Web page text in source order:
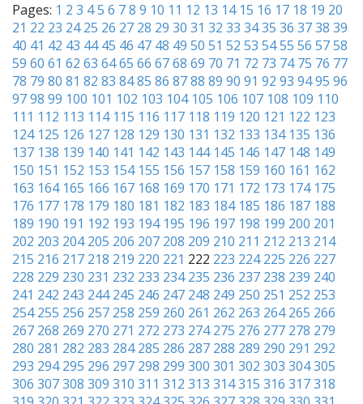
Pages: 1 2 3 45 6 78 9 10 11 12 13 14 15 16 17 18 19 20
21 22 23 24 25 26 27 28 29 30 31 32 33 3435 36 3738 39
40 41 42 43 44 45 46 47 48 49 50 51 52 53 5455 56 5758
59 60 61 62 63 6465 66 6768 69 70 71 72 73 74 75 76 77
78 79 80 81 82 83 8485 86 8788 89 90 91 92 93 9495 96
9798 99 100 101 102 103 104 105 106 107 108 109 110
111 112 113 114 115 116 117 118 119 120 121 122 123
124 125 126 127 128 129 130 131 132 133 134 135 136
137 138 139 140 141 142 143 144 145 146 147 148 149
150 151 152 153 154 155 156 157 158 159 160 161 162
163 164 165 166 167 168 169 170 171 172 173 174 175
176 177 178 179 180 181 182 183 184 185 186 187 188
189 190 191 192 193 194 195 196 197 198 199 200 201
202 203 204 205 206 207 208 209 210 211 212 213 214
215 216 217 218 219 220 221 222 223 224 225 226 227
228 229 230 231 232 233 234 235 236 237 238 239 240
241 242 243 244 245 246 247 248 249 250 251 252 253
254 255 256 257 258 259 260 261 262 263 264 265 266
267 268 269 270 271 272 273 274 275 276 277 278 279
280 281 282 283 284 285 286 287 288 289 290 291 292
293 294 295 296 297 298 299 300 301 302 303 304305
306 307308 309 310 311 312 313 314315 316 317318